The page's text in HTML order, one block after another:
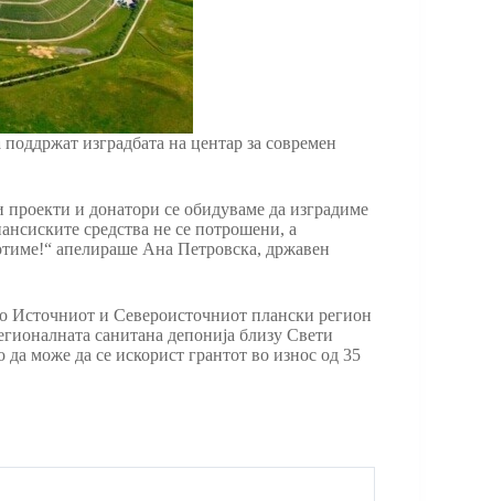
изградбата на центар за современ
и донатори се обидуваме да изградиме
средства не се потрошени, а
апелираше Ана Петровска, државен
и Североисточниот плански регион
санитана депонија близу Свети
може да се искорист грантот во износ од 35